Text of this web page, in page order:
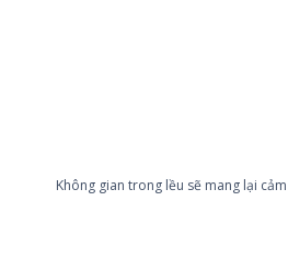
Không gian trong lều sẽ mang lại